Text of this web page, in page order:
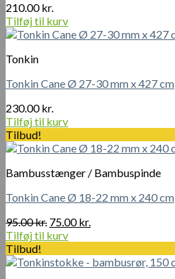
210.00kr.
Tilføj til kurv
Tonkin
Tonkin Cane Ø 27-30 mm x 427 cm
230.00kr.
Tilføj til kurv
Tilbud!
Bambusstænger / Bambuspinde
Tonkin Cane Ø 18-22 mm x 240 cm
95.00kr. Den
oprindelige
var:
75.00kr.
er:
Tilføj til kurv
Tilbud!